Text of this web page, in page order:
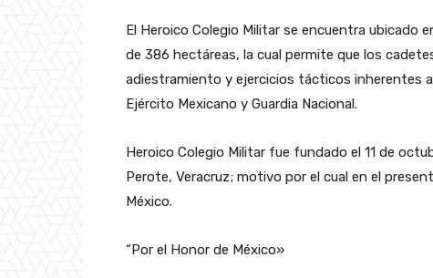
El Heroico Colegio Militar se encuentra ubicado
de 386 hectáreas, la cual permite que los
adiestramiento y ejercicios tácticos inherentes
Ejército Mexicano y Guardia Nacional.
Heroico Colegio Militar fue fundado el 11 de
Perote, Veracruz; motivo por el cual en el
México.
“Por el Honor de México»